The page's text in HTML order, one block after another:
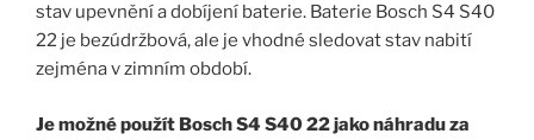
stav upevnění a dobíjení baterie. Baterie Bosch S4 S40
22 je bezúdržbová, ale je vhodné sledovat stav nabití
zejména v zimním období.
Je možné použít Bosch S4 S40 22 jako náhradu za